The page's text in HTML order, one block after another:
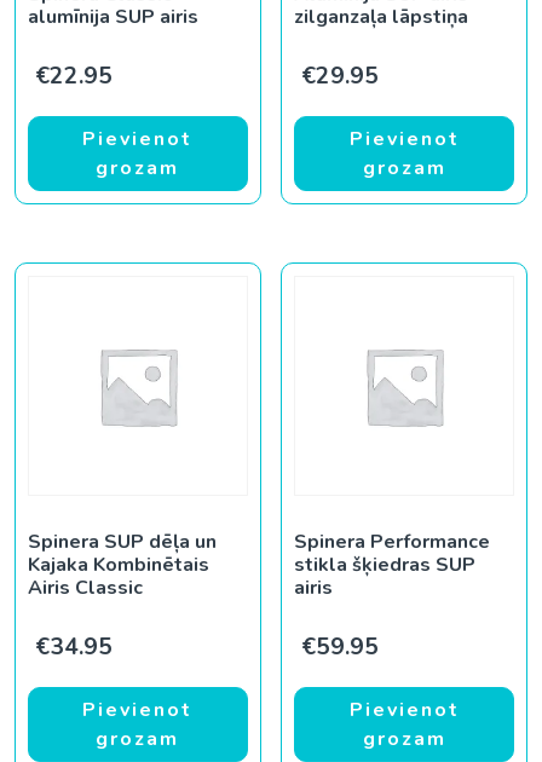
alumīnija SUP airis
€22.95
Pievienot
grozam
zilganzaļa lāpstiņa
€29.95
Pievienot
grozam
Spinera SUP dēļa un
Kajaka Kombinētais
Airis Classic
€34.95
Pievienot
grozam
Spinera Performance
stikla šķiedras SUP
airis
€59.95
Pievienot
grozam